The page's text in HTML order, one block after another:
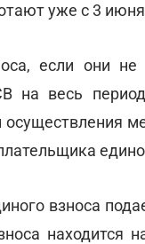
уже с 3
если они
на весь
взноса
находится